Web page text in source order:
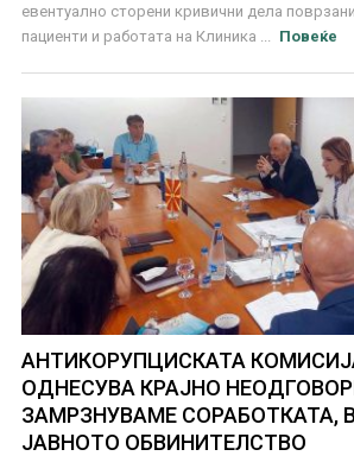
евентуално сторени кривични дела
пациенти и работата на Клиника ...
Повеќе
АНТИКОРУПЦИСКАТА
ОДНЕСУВА КРАЈНО
ЗАМРЗНУВАМЕ СОРАБОТКАТА,
ЈАВНОТО ОБВИНИТЕЛСТВО